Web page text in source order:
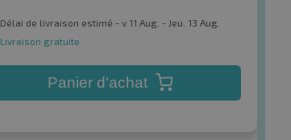
Délai de livraison estimé - v 11 Aug. - Jeu. 13 Aug.
Livraison gratuite
Panier d'achat